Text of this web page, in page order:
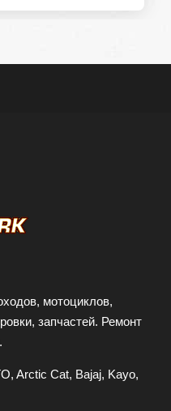
мотоциклов,
запчастей. Ремонт
Arctic Cat, Bajaj, Kayo,